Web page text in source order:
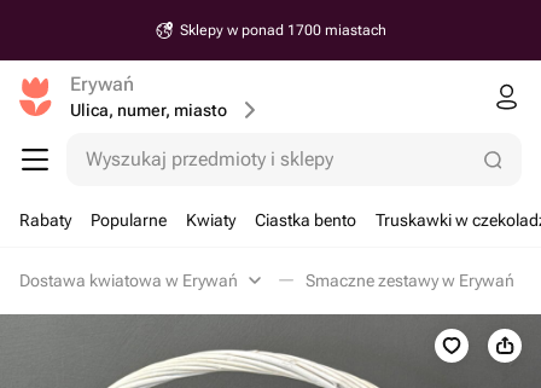
Sklepy w ponad 1700 miastach
Erywań
Ulica, numer, miasto
Wyszukaj przedmioty i sklepy
Rabaty Popularne Kwiaty Ciastka bento Truskawki w
Dostawa kwiatowa w Erywań Smaczne zestawy w Erywań